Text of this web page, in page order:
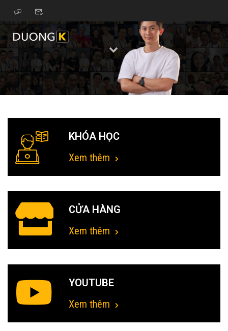
KHÓA HỌC
Xem thêm
CỬA HÀNG
Xem thêm
YOUTUBE
Xem thêm